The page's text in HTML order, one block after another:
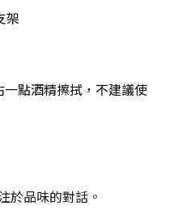
架
點酒精擦拭，不建議使
於品味的對話。